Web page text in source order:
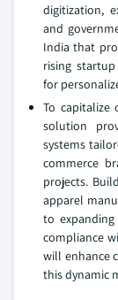
digitization,
and
India that
rising
for
To capitalize
solution
systems
commerce
projects.
apparel
to
compliance
will enhance
this dynamic